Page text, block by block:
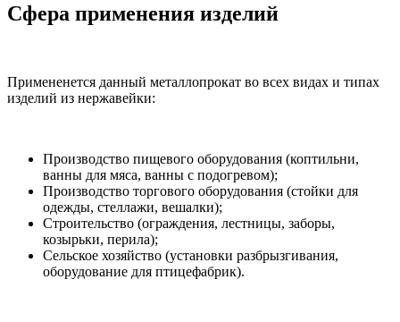
Сфера применения изделий
Примененется данный металлопрокат во всех видах и типах
изделий из нержавейки:
Производство пищевого оборудования (коптильни,
ванны для мяса, ванны с подогревом);
Производство торгового оборудования (стойки для
одежды, стеллажи, вешалки);
Строительство (ограждения, лестницы, заборы,
козырьки, перила);
Сельское хозяйство (установки разбрызгивания,
оборудование для птицефабрик).